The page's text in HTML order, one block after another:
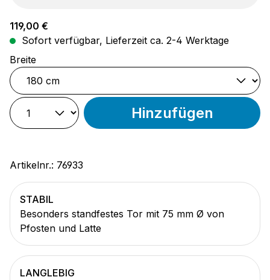
Regulärer Preis:
119,00 €
Sofort verfügbar, Lieferzeit ca. 2-4 Werktage
Breiteauswählen
Hinzufügen
Artikelnr.: 76933
STABIL
Besonders standfestes Tor mit 75 mm Ø von
Pfosten und Latte
LANGLEBIG